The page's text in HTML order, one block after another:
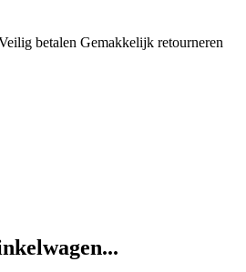
betalen Gemakkelijk retourneren